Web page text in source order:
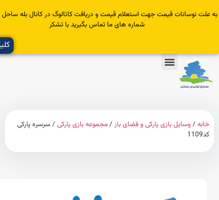
قیمت جهت استعلام قیمت و دریافت کاتالوگ در کانال بله ساحل عضو یا با
شماره های ما تماس بگیرید با تشکر
کلیک کنید
وسایل بازی پارکی و فضای باز/مجموعه بازی پارکی/ سرسره پارکی